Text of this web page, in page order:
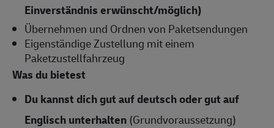
Einverständnis erwünscht/möglich)
Übernehmen und Ordnen von Paketsendungen
Eigenständige Zustellung mit einem
Paketzustellfahrzeug
Was du bietest
Du kannst dich gut auf deutsch oder gutauf
Englischunterhalten (Grundvoraussetzung)